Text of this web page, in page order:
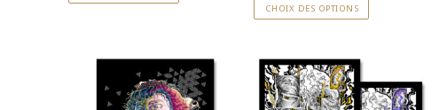
CHOIX DES OPTIONS